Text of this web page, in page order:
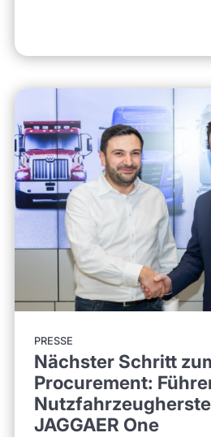
PRESSE
Nächster Schritt
Procurement:
JAGGAER One